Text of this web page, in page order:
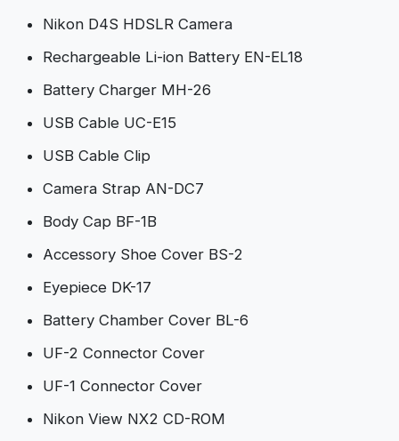
Nikon D4S HDSLR Camera
Rechargeable Li-ion Battery EN-EL18
Battery Charger MH-26
USB Cable UC-E15
USB Cable Clip
Camera Strap AN-DC7
Body Cap BF-1B
Accessory Shoe Cover BS-2
Eyepiece DK-17
Battery Chamber Cover BL-6
UF-2 Connector Cover
UF-1 Connector Cover
Nikon View NX2 CD-ROM